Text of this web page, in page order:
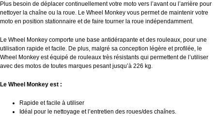
Plus besoin de déplacer continuellement votre moto vers l’avant ou l’arrière pour
nettoyer la chaîne ou la roue. Le Wheel Monkey vous permet de maintenir votre
moto en position stationnaire et de faire tourner la roue indépendamment.
Le Wheel Monkey comporte une base antidérapante et des rouleaux, pour une
utilisation rapide et facile. De plus, malgré sa conception légère et profilée, le
Wheel Monkey est équipé de rouleaux très résistants qui permettent de l’utiliser
avec des motos de toutes marques pesant jusqu’à 226 kg.
Le Wheel Monkey est :
Rapide et facile à utiliser
Idéal pour le nettoyage et l’entretien des roues/des chaînes.